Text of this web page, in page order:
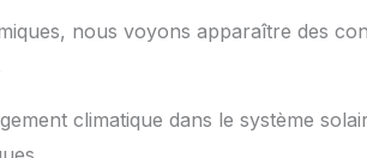
nous voyons apparaître des
climatique dans le système